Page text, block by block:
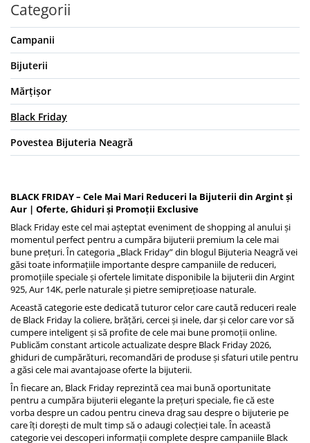
Coliere cu mărgele colorate și
Argint
Coliere cu pietre semiprețioase
Categorii
Campanii
Bijuterii
Mărțișor
Black Friday
Povestea Bijuteria Neagră
BLACK FRIDAY – Cele Mai Mari Reduceri la Bijuterii din Argint și
Aur | Oferte, Ghiduri și Promoții Exclusive
Black Friday este cel mai așteptat eveniment de shopping al anului și
momentul perfect pentru a cumpăra bijuterii premium la cele mai
bune prețuri. În categoria „Black Friday” din blogul Bijuteria Neagrăvei
găsi toate informațiile importante despre campaniile de reduceri,
promoțiile speciale și ofertele limitate disponibile la bijuterii din Argint
925, Aur 14K, perle naturale și pietre semiprețioase naturale.
Această categorie este dedicată tuturor celor care caută reduceri reale
de Black Friday la coliere, brățări, cercei și inele, dar și celor care vor să
cumpere inteligent și să profite de cele mai bune promoții online.
Publicăm constant articole actualizate despre Black Friday 2026,
ghiduri de cumpărături, recomandări de produse și sfaturi utile pentru
a găsi cele mai avantajoase oferte la bijuterii.
În fiecare an, Black Friday reprezintă cea mai bună oportunitate
pentru a cumpăra bijuterii elegante la prețuri speciale, fie că este
vorba despre un cadou pentru cineva drag sau despre o bijuterie pe
care îți dorești de mult timp să o adaugi colecției tale. În această
categorie vei descoperi informații complete despre campaniile Black